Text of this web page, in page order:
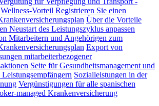
Wellness-Vorteil Registrieren Sie einen
Über die Vorteile
Neustart des Leistungszyklus anpassen
Mitarbeitern und Angehörigen zum
Export von
mitarbeiterbezogener
Seite für Gesundheitsmanagement und
Sozialleistungen in der
Vergünstigungen für alle spanischen
managed Krankenversicherung